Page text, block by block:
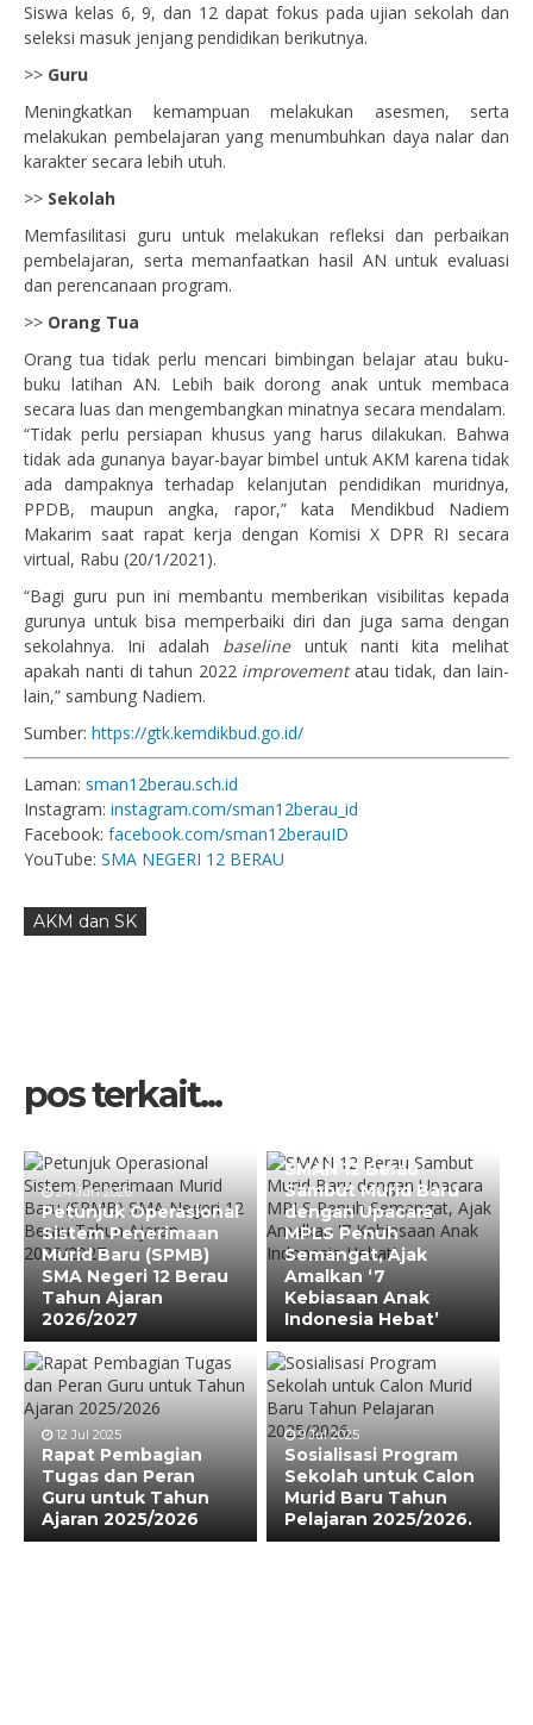
Siswa kelas 6, 9, dan 12 dapat fokus pada ujian sekolah dan
seleksi masuk jenjang pendidikan berikutnya.
>> Guru
Meningkatkan kemampuan melakukan asesmen, serta
melakukan pembelajaran yang menumbuhkan daya nalar dan
karakter secara lebih utuh.
>> Sekolah
Memfasilitasi guru untuk melakukan refleksi dan perbaikan
pembelajaran, serta memanfaatkan hasil AN untuk evaluasi
dan perencanaan program.
>> Orang Tua
Orang tua tidak perlu mencari bimbingan belajar atau buku-
buku latihan AN. Lebih baik dorong anak untuk membaca
secara luas dan mengembangkan minatnya secara mendalam.
“Tidak perlu persiapan khusus yang harus dilakukan. Bahwa
tidak ada gunanya bayar-bayar bimbel untuk AKM karena tidak
ada dampaknya terhadap kelanjutan pendidikan muridnya,
PPDB, maupun angka, rapor,” kata Mendikbud Nadiem
Makarim saat rapat kerja dengan Komisi X DPR RI secara
virtual, Rabu (20/1/2021).
“Bagi guru pun ini membantu memberikan visibilitas kepada
gurunya untuk bisa memperbaiki diri dan juga sama dengan
sekolahnya. Ini adalah baselineuntuk nanti kita melihat
apakah nanti di tahun 2022 improvementatau tidak, dan lain-
lain,” sambung Nadiem.
Sumber: https://gtk.kemdikbud.go.id/
Laman: sman12berau.sch.id
Instagram: instagram.com/sman12berau_id
Facebook: facebook.com/sman12berauID
YouTube: SMA NEGERI 12 BERAU
AKM dan SK
pos terkait...
24 Jun 2026
Petunjuk Operasional
Sistem Penerimaan
Murid Baru (SPMB)
SMA Negeri 12 Berau
Tahun Ajaran
2026/2027
SMAN 12 Berau
Sambut Murid Baru
dengan Upacara
MPLS Penuh
Semangat, Ajak
Amalkan ‘7
Kebiasaan Anak
Indonesia Hebat’
12 Jul 2025
Rapat Pembagian
Tugas dan Peran
Guru untuk Tahun
Ajaran 2025/2026
9 Jul 2025
Sosialisasi Program
Sekolah untuk Calon
Murid Baru Tahun
Pelajaran 2025/2026.